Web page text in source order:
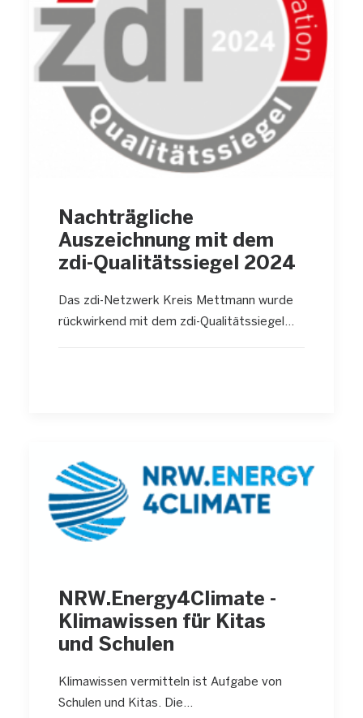
Nachträgliche
Auszeichnung mit dem
zdi-Qualitätssiegel 2024
Das zdi-Netzwerk Kreis Mettmann wurde
rückwirkend mit dem zdi-Qualitätssiegel…
NRW.Energy4Climate -
Klimawissen für Kitas
und Schulen
Klimawissen vermitteln ist Aufgabe von
Schulen und Kitas. Die…